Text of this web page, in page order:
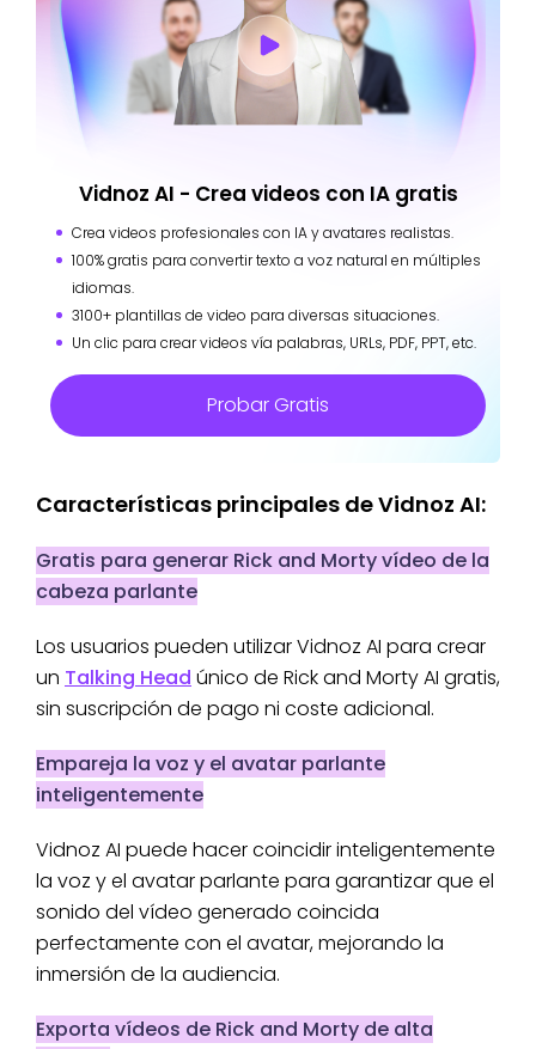
Summer
Smith
mayor de
Morty y a
menudo se
une a Rick
and Morty en
Spencer
Grammer
neutra
expresando el
entusiasmo y
curiosidad de
Vidnoz AI - Crea videos con IA gratis
Crea videos profesionales con IA y avatares realistas.
100% gratis para convertir texto a voz natural en múltiples
idiomas.
3100+ plantillas de video para diversas situaciones.
Un clic para crear videos vía palabras, URLs, PDF, PPT, etc.
Probar Gratis
Características principales de Vidnoz AI:
Gratis para generar Rick and Morty vídeo de la
cabeza parlante
Los usuarios pueden utilizar Vidnoz AI para crear
un Talking Head único de Rick and Morty AI gratis,
sin suscripción de pago ni coste adicional.
Empareja la voz y el avatar parlante
inteligentemente
Vidnoz AI puede hacer coincidir inteligentemente
la voz y el avatar parlante para garantizar que el
sonido del vídeo generado coincida
perfectamente con el avatar, mejorando la
inmersión de la audiencia.
Exporta vídeos de Rick and Morty de alta